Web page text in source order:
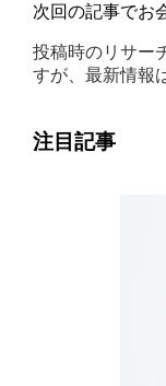
次回の記事でお
投稿時のリサー
すが、最新情報
注目記事